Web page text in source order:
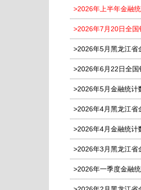
>2026年上半年金融
>2026年7月20日全
>2026年5月黑龙江省
>2026年6月22日全
>2026年5月金融统计
>2026年4月黑龙江省
>2026年4月金融统计
>2026年3月黑龙江省
>2026年一季度金融